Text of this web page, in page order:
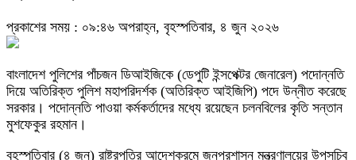
প্রকাশের সময় : ০৯:৪৬ অপরাহ্ন, বৃহস্পতিবার, ৪ জুন ২০২৬
বাংলাদেশ পুলিশের পাঁচজন ডিআইজিকে (ডেপুটি ইন্সপেক্টর জেনারেল) পদোন্নতি
দিয়ে অতিরিক্ত পুলিশ মহাপরিদর্শক (অতিরিক্ত আইজিপি) পদে উন্নীত করেছে
সরকার। পদোন্নতি পাওয়া কর্মকর্তাদের মধ্যে রয়েছেন চলনবিলের কৃতি সন্তান
মুশফেকুর রহমান।
বৃহস্পতিবার (৪ জুন) রাষ্ট্রপতির আদেশক্রমে জনপ্রশাসন মন্ত্রণালয়ের উপসচিব